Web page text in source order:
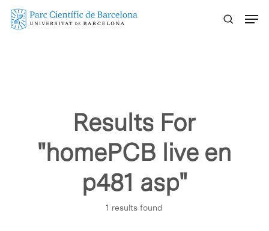
Skip
Results For
"homePCB live en
p481 asp"
1 results found